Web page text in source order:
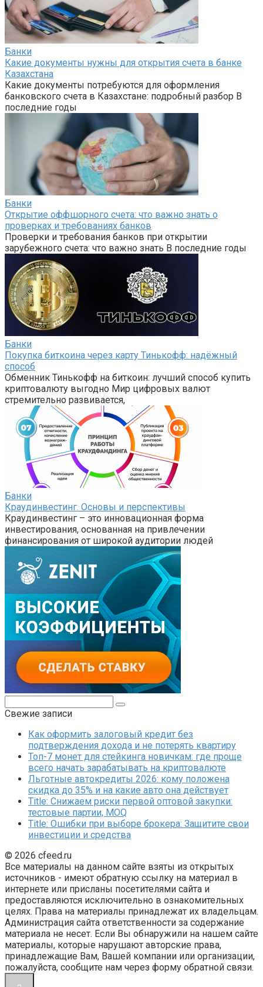
Банки
Какие документы нужны для открытия счета в банке
Казахстана
Какие документы потребуются для оформления
банковского счета в Казахстане: подробный разбор В
последние годы
Банки
Открытие оффшорного счета: что важно знать о
проверках и требованиях банков
Проверки и требования банков при открытии
зарубежного счета: что важно знать В последние годы
Банки
Покупка биткоина через карту Тинькофф: надёжный
способ
Обменник Тинькофф на биткоин: лучший способ купить
криптовалюту выгодно Мир цифровых валют
стремительно развивается,
Банки
Краудинвестинг. Основы и перспективы
Краудинвестинг – это инновационная форма
инвестирования, основанная на привлечении
финансирования от широкой аудитории людей
Свежие записи
Как оформить залоговый кредит без
подтверждения дохода и не потерять квартиру
Топ-7 монет для стейкинга новичкам: где проще
всего начать зарабатывать на криптовалюте
Льготные автокредиты 2026: кому положена
скидка до 35% и на какие авто она действует
Title: Снижаем риски первой оптовой закупки:
тестовые партии, MOQ
Title: Ошибки при выборе брокера: Защитите свои
инвестиции и средства
© 2026 cfeed.ru
Все материалы на данном сайте взяты из открытых
источников - имеют обратную ссылку на материал в
интернете или присланы посетителями сайта и
предоставляются исключительно в ознакомительных
целях. Права на материалы принадлежат их владельцам.
Администрация сайта ответственности за содержание
материала не несет. Если Вы обнаружили на нашем сайте
материалы, которые нарушают авторские права,
принадлежащие Вам, Вашей компании или организации,
пожалуйста, сообщите нам через форму обратной связи.